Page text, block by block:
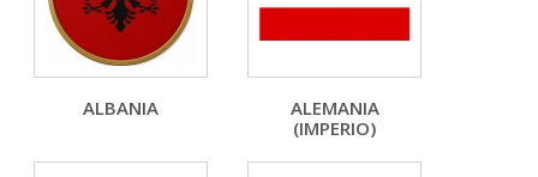
ALBANIA
ALEMANIA
(IMPERIO)